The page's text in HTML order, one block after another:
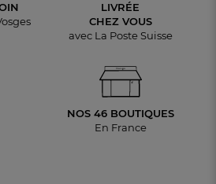
LIVRÉE
CHEZ VOUS
avec La Poste Suisse
NOS 46 BOUTIQUES
En France